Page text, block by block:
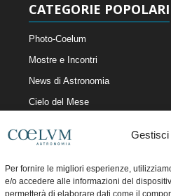
Per fornire le migliori esperienze,
e/o accedere alle informazioni del
permetterà di elaborare dati come il
CATEGORIE POPOLARI
Photo-Coelum
Mostre e Incontri
News di Astronomia
Cielo del Mese
Articoli e Risorse On-Line
Il Blog della Redazione